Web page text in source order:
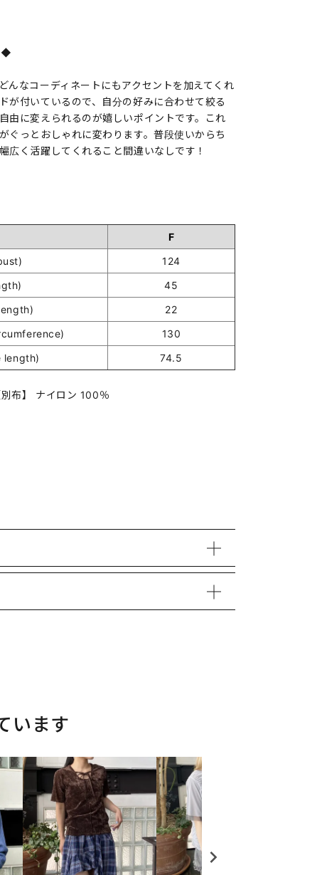
◆
んなコーディネートにもアクセントを加えてくれ
が付いているので、自分の好みに合わせて絞る
由に変えられるのが嬉しいポイントです。これ
ぐっとおしゃれに変わります。普段使いからち
広く活躍してくれること間違いなしです！
F
124
45
22
130
length)
74.5
布】 ナイロン 100％
います